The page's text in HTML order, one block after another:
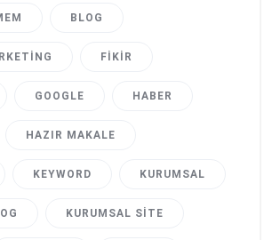
BLOG
FIKIR
GOOGLE HABER
HAZIR MAKALE
KEYWORD KURUMSAL
KURUMSAL SITE